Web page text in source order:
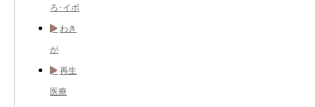
ろ･イボ
わき
が
再生
医療